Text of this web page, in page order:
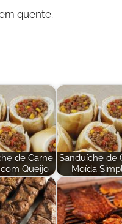
quente.
de Carne
Queijo
Sanduíche de
Moída